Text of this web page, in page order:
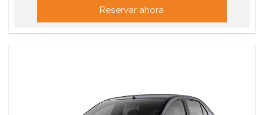
Reservar ahora